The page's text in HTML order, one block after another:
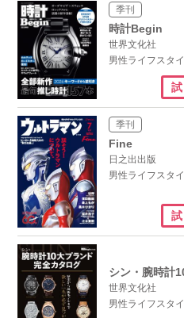
季刊
時計Begin
世界文化社
男性ライフスタ
季刊
Fine
日之出出版
男性ライフスタ
シン・腕時計
世界文化社
男性ライフスタ